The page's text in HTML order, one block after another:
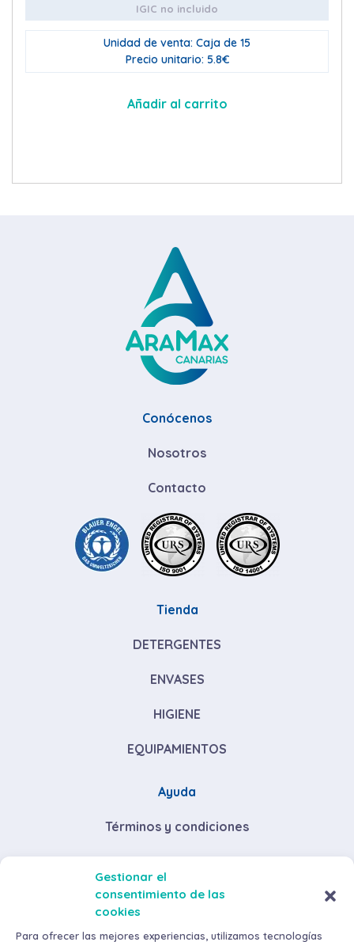
Gestionar el
consentimiento de las
cookies
Para ofrecer las mejores experiencias, utilizamos tecnologías
IGIC no incluido
Unidad de venta: Caja de 15
Precio unitario: 5.8€
Añadir al carrito
Conócenos
Nosotros
Contacto
Tienda
DETERGENTES
ENVASES
HIGIENE
EQUIPAMIENTOS
Ayuda
Términos y condiciones
Descuentos por volumen de compra
Envíos y devoluciones
Métodos de pago